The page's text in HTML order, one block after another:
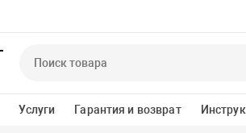
Услуги Гарантия и возврат